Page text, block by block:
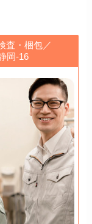
査・梱包／
岡-16